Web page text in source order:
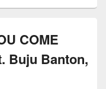
COME
Buju Banton,